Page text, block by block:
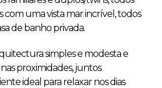
com uma vista mar incrível, todos
de banho privada.
simples e modesta e
proximidades, juntos
ideal para relaxar nos dias